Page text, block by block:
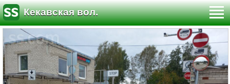
Кекавская вол.